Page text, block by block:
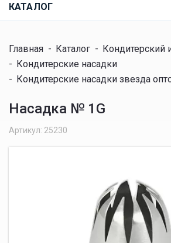
КАТАЛОГ
Главная - Каталог - Кондитерский
- Кондитерские насадки
- Кондитерские насадки звезда
Насадка № 1G
Артикул: 25230